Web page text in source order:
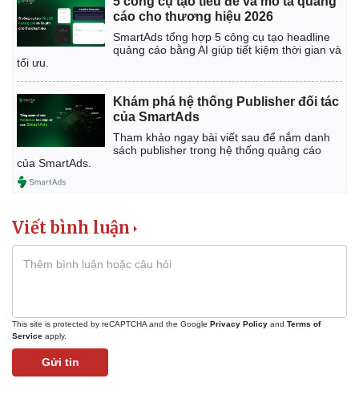
cáo cho thương hiệu 2026
SmartAds tổng hợp 5 công cụ tạo headline
quảng cáo bằng AI giúp tiết kiệm thời gian và
tối ưu.
Khám phá hệ thống Publisher đối tác
của SmartAds
Tham khảo ngay bài viết sau để nắm danh
sách publisher trong hệ thống quảng cáo
của SmartAds.
Viết bình luận
This site is protected by reCAPTCHA and the Google Privacy Policy and Terms of
Service apply.
Gửi tin